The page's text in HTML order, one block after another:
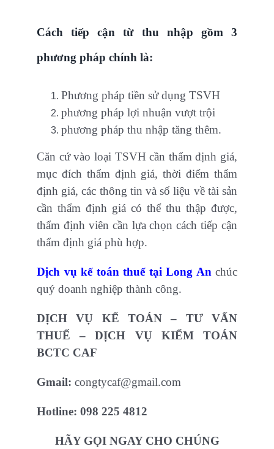
Cách tiếp cận từ thu nhập gồm 3
phương pháp chính là:
Phương pháp tiền sử dụng TSVH
phương pháp lợi nhuận vượt trội
phương pháp thu nhập tăng thêm.
Căn cứ vào loại TSVH cần thẩm định giá,
mục đích thẩm định giá, thời điểm thẩm
định giá, các thông tin và số liệu về tài sản
cần thẩm định giá có thể thu thập được,
thẩm định viên cần lựa chọn cách tiếp cận
thẩm định giá phù hợp.
Dịch vụ kế toán thuế tại Long An chúc
quý doanh nghiệp thành công.
DỊCH VỤ KẾ TOÁN – TƯ VẤN
THUẾ – DỊCH VỤ KIỂM TOÁN
BCTC CAF
Gmail: congtycaf@gmail.com
Hotline: 098 225 4812
HÃY GỌI NGAY CHO CHÚNG